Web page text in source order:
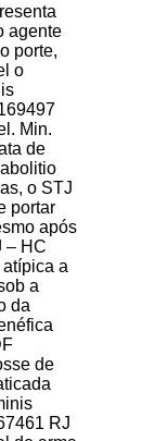
agente
porte,
o
Min.
de
o STJ
portar
após
– HC
a
a
da
de
RJ